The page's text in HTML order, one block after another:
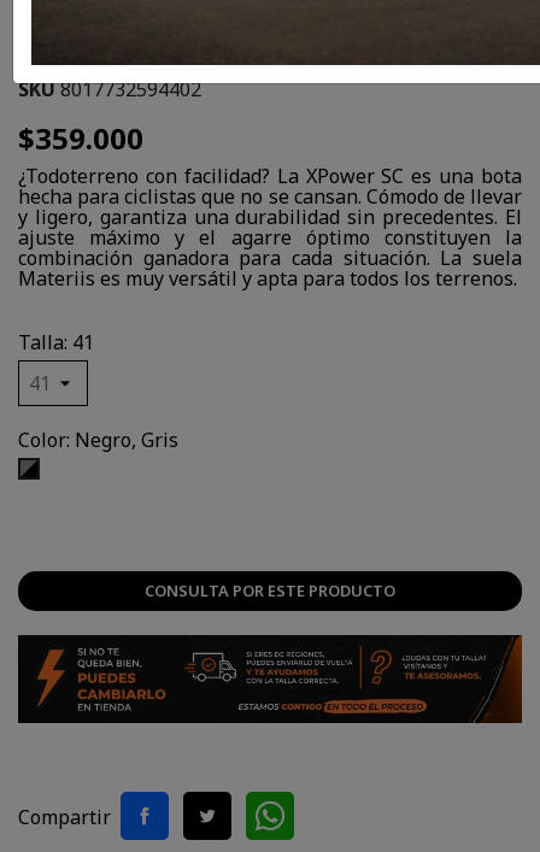
SKU8017732594402
$359.000
¿Todoterreno con facilidad? La XPower SC es una bota
hecha para ciclistas que no se cansan. Cómodo de llevar
y ligero, garantiza una durabilidad sin precedentes. El
ajuste máximo y el agarre óptimo constituyen la
combinación ganadora para cada situación. La suela
Materiis es muy versátil y apta para todos los terrenos.
Talla: 41
Color: Negro, Gris
Negro,
CONSULTA POR ESTE PRODUCTO
Compartir